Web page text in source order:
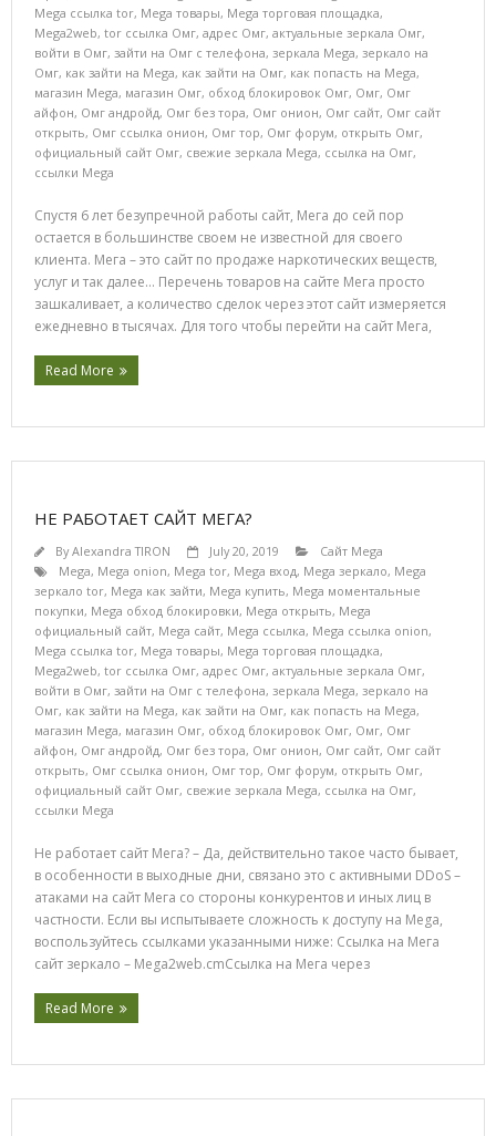
Mega ссылка tor, Mega товары, Mega торговая площадка,
Mega2web, tor ссылка Омг, адрес Омг, актуальные зеркала Омг,
войти в Омг, зайти на Омг с телефона, зеркала Mega, зеркало на
Омг, как зайти на Mega, как зайти на Омг, как попасть на Mega,
магазин Mega, магазин Омг, обход блокировок Омг, Омг, Омг
айфон, Омг андройд, Омг без тора, Омг онион, Омг сайт, Омг сайт
открыть, Омг ссылка онион, Омг тор, Омг форум, открыть Омг,
официальный сайт Омг, свежие зеркала Mega, ссылка на Омг,
ссылки Mega
Спустя 6 лет безупречной работы сайт, Мега до сей пор
остается в большинстве своем не известной для своего
клиента. Мега – это сайт по продаже наркотических веществ,
услуг и так далее… Перечень товаров на сайте Мега просто
зашкаливает, а количество сделок через этот сайт измеряется
ежедневно в тысячах. Для того чтобы перейти на сайт Мега,
Read More
НЕ РАБОТАЕТ САЙТ МЕГА?
ByAlexandra TIRON July 20, 2019
Сайт Mega
Mega, Mega onion, Mega tor, Mega вход, Mega зеркало, Mega
зеркало tor, Mega как зайти, Mega купить, Mega моментальные
покупки, Mega обход блокировки, Mega открыть, Mega
официальный сайт, Mega сайт, Mega ссылка, Mega ссылка onion,
Mega ссылка tor, Mega товары, Mega торговая площадка,
Mega2web, tor ссылка Омг, адрес Омг, актуальные зеркала Омг,
войти в Омг, зайти на Омг с телефона, зеркала Mega, зеркало на
Омг, как зайти на Mega, как зайти на Омг, как попасть на Mega,
магазин Mega, магазин Омг, обход блокировок Омг, Омг, Омг
айфон, Омг андройд, Омг без тора, Омг онион, Омг сайт, Омг сайт
открыть, Омг ссылка онион, Омг тор, Омг форум, открыть Омг,
официальный сайт Омг, свежие зеркала Mega, ссылка на Омг,
ссылки Mega
Не работает сайт Мега? – Да, действительно такое часто бывает,
в особенности в выходные дни, связано это с активными DDoS –
атаками на сайт Мега со стороны конкурентов и иных лиц в
частности. Если вы испытываете сложность к доступу на Mega,
воспользуйтесь ссылками указанными ниже: Ссылка на Мега
сайт зеркало – Mega2web.cmСсылка на Мега через
Read More